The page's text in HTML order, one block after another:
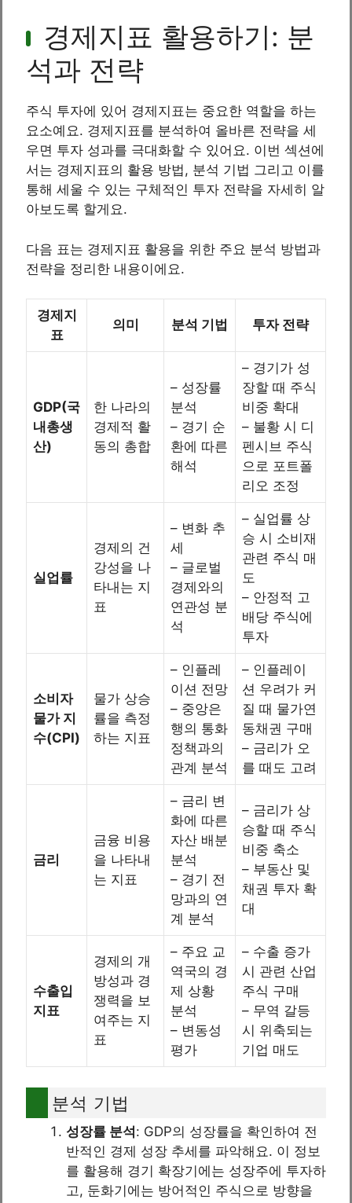
경제지표 활용하기: 분
석과 전략
주식 투자에 있어 경제지표는 중요한 역할을 하는
요소예요. 경제지표를 분석하여 올바른 전략을 세
우면 투자 성과를 극대화할 수 있어요. 이번 섹션에
서는 경제지표의 활용 방법, 분석 기법 그리고 이를
통해 세울 수 있는 구체적인 투자 전략을 자세히 알
아보도록 할게요.
다음 표는 경제지표 활용을 위한 주요 분석 방법과
전략을 정리한 내용이에요.
경제지
표
의미 분석 기법 투자 전략
GDP(국
내총생
산)
한 나라의
경제적 활
동의 총합
– 성장률
분석
– 경기 순
환에 따른
해석
– 경기가 성
장할 때 주식
비중 확대
– 불황 시 디
펜시브 주식
으로 포트폴
리오 조정
실업률
경제의 건
강성을 나
타내는 지
표
– 변화 추
세
– 글로벌
경제와의
연관성 분
석
– 실업률 상
승 시 소비재
관련 주식 매
도
– 안정적 고
배당 주식에
투자
소비자
물가 지
수(CPI)
물가 상승
률을 측정
하는 지표
– 인플레
이션 전망
– 중앙은
행의 통화
정책과의
관계 분석
– 인플레이
션 우려가 커
질 때 물가연
동채권 구매
– 금리가 오
를 때도 고려
금리
금융 비용
을 나타내
는 지표
– 금리 변
화에 따른
자산 배분
분석
– 경기 전
망과의 연
계 분석
– 금리가 상
승할 때 주식
비중 축소
– 부동산 및
채권 투자 확
대
수출입
지표
경제의 개
방성과 경
쟁력을 보
여주는 지
표
– 주요 교
역국의 경
제 상황
분석
– 변동성
평가
– 수출 증가
시 관련 산업
주식 구매
– 무역 갈등
시 위축되는
기업 매도
분석 기법
성장률 분석: GDP의 성장률을 확인하여 전
반적인 경제 성장 추세를 파악해요. 이 정보
를 활용해 경기 확장기에는 성장주에 투자하
고, 둔화기에는 방어적인 주식으로 방향을